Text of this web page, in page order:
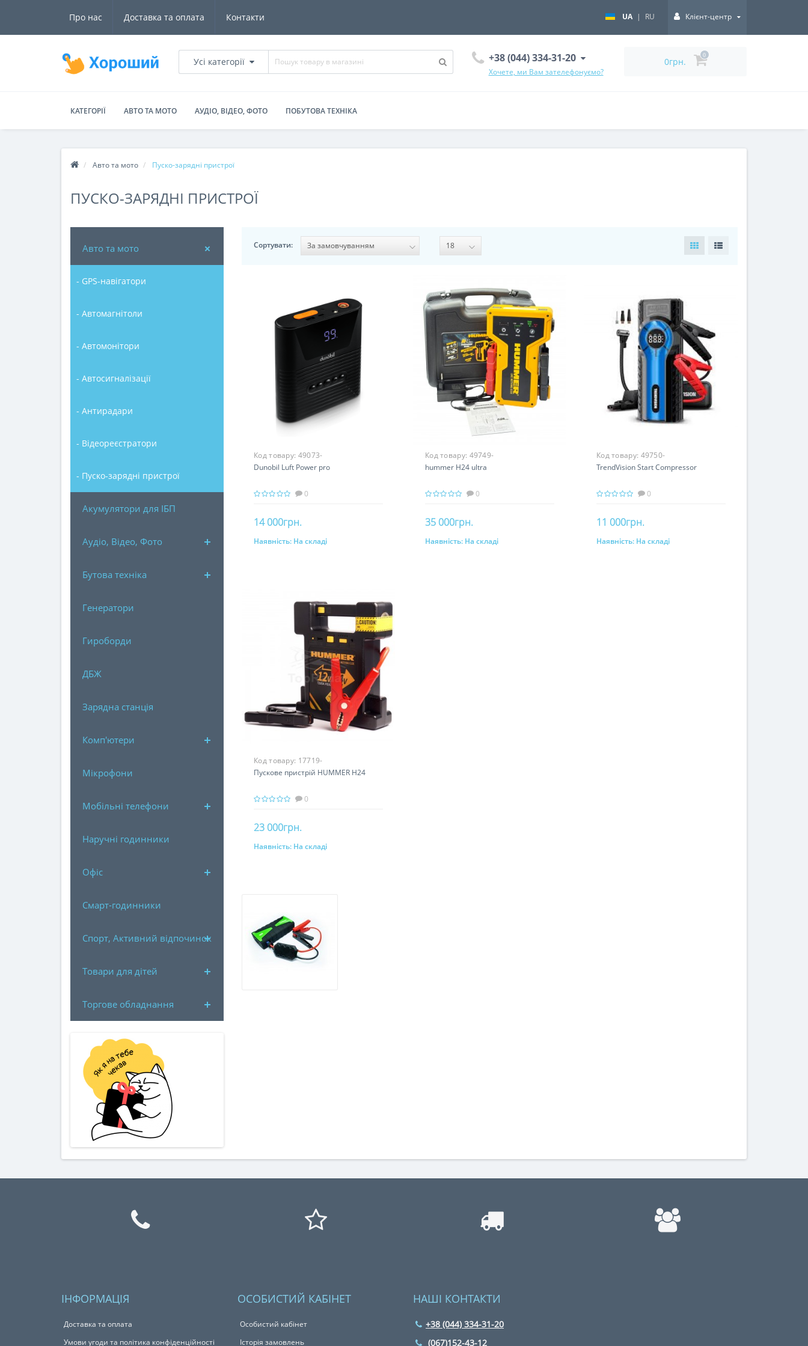
Про нас Доставка та оплата Контакти UA | RU Клієнт-центр
Усі категорії +38 (044) 334-31-20
Хочете, ми Вам зателефонуємо?
0грн.
0
КАТЕГОРІЇ АВТО ТА МОТО АУДІО, ВІДЕО, ФОТО ПОБУТОВА ТЕХНІКА
Авто та мото Пуско-зарядні пристрої
ПУСКО-ЗАРЯДНІ ПРИСТРОЇ
Авто та мото
- GPS-навігатори
- Автомагнітоли
- Автомонітори
- Автосигналізації
- Антирадари
- Відеореєстратори
- Пуско-зарядні пристрої
Акумулятори для ІБП
Аудіо, Відео, Фото
Бутова техніка
Генератори
Гироборди
ДБЖ
Зарядна станція
Комп'ютери
Мікрофони
Мобільні телефони
Наручні годинники
Офіс
Смарт-годинники
Спорт, Активний відпочинок
Товари для дітей
Торгове обладнання
Сортувати:
Код товару: 49073-
Dunobil Luft Power pro
0
14 000грн.
До кошика
Наявність: На складі
Код товару: 49749-
hummer H24 ultra
0
35 000грн.
До кошика
Наявність: На складі
Код товару: 49750-
TrendVision Start Compressor
0
11 000грн.
До кошика
Наявність: На складі
Код товару: 17719-
Пускове пристрій HUMMER H24
0
23 000грн.
До кошика
Наявність: На складі
ІНФОРМАЦІЯ
Доставка та оплата
Умови угоди та політика конфіденційності
ОСОБИСТИЙ КАБІНЕТ
Особистий кабінет
Історія замовлень
НАШІ КОНТАКТИ
+38 (044) 334-31-20
(067)152-43-12